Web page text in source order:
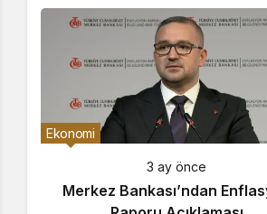
Gündüz Modu
Gündüz modunu seçin.
Gece Modu
Gece modunu seçin.
Sistem Modu
Ekonomi
3 ay önce
Merkez Bankası’ndan